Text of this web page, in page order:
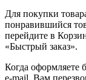
Для покупки
понравившийся
перейдите в
«Быстрый заказ».
Когда
e-mail. Вам